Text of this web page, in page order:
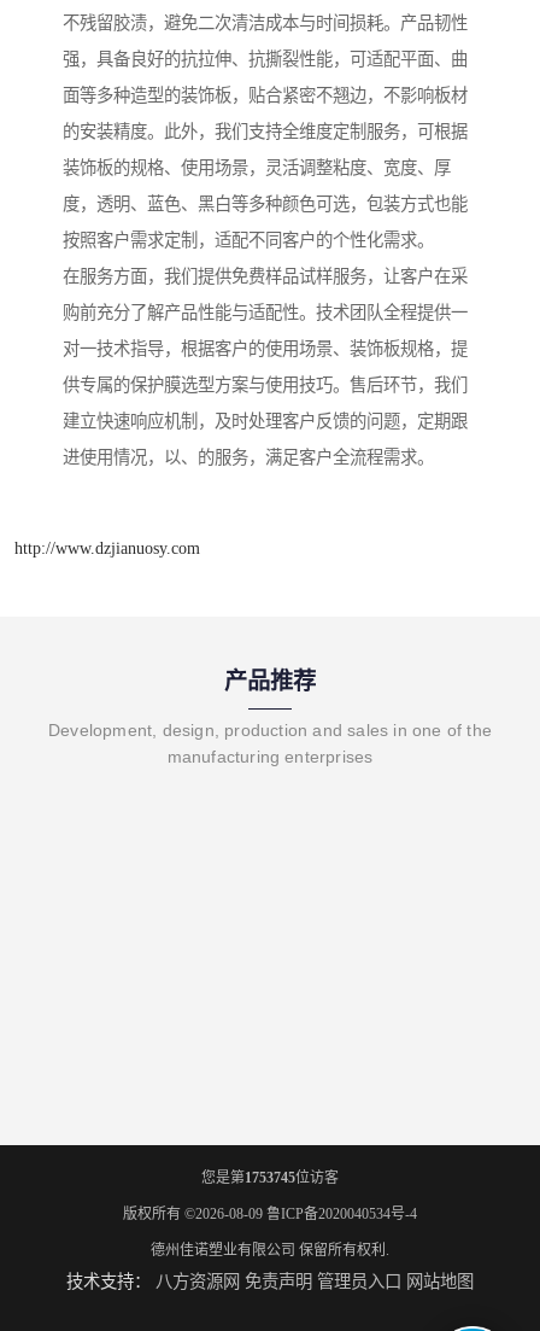
不残留胶渍，避免二次清洁成本与时间损耗。产品韧性
强，具备良好的抗拉伸、抗撕裂性能，可适配平面、曲
面等多种造型的装饰板，贴合紧密不翘边，不影响板材
的安装精度。此外，我们支持全维度定制服务，可根据
装饰板的规格、使用场景，灵活调整粘度、宽度、厚
度，透明、蓝色、黑白等多种颜色可选，包装方式也能
按照客户需求定制，适配不同客户的个性化需求。
在服务方面，我们提供免费样品试样服务，让客户在采
购前充分了解产品性能与适配性。技术团队全程提供一
对一技术指导，根据客户的使用场景、装饰板规格，提
供专属的保护膜选型方案与使用技巧。售后环节，我们
建立快速响应机制，及时处理客户反馈的问题，定期跟
进使用情况，以、的服务，满足客户全流程需求。
http://www.dzjianuosy.com
产品推荐
Development, design, production and sales in one of the
manufacturing enterprises
您是第1753745位访客
版权所有 ©2026-08-09 鲁ICP备2020040534号-4
德州佳诺塑业有限公司 保留所有权利.
技术支持： 八方资源网 免责声明 管理员入口 网站地图